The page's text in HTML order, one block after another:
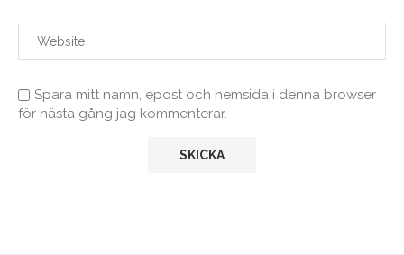
Spara mitt namn, epost och hemsida i denna browser
för nästa gång jag kommenterar.